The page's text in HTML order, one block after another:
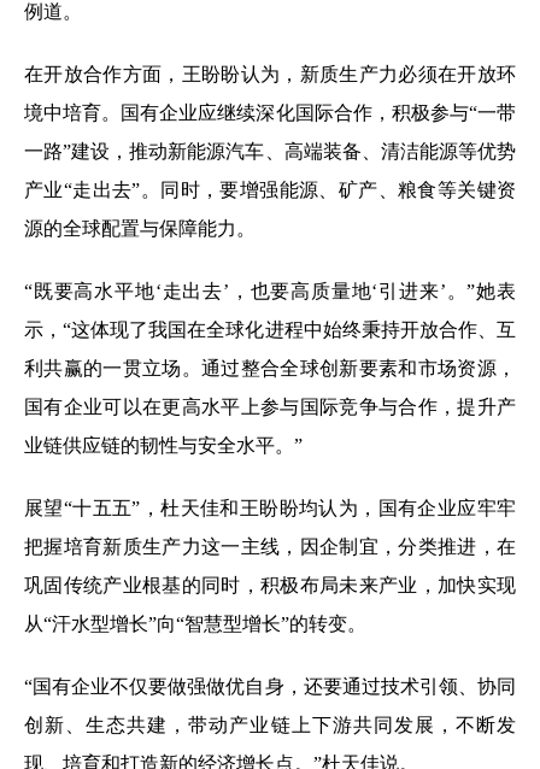
例道。
在开放合作方面，王盼盼认为，新质生产力必须在开放环
境中培育。国有企业应继续深化国际合作，积极参与“一带
一路”建设，推动新能源汽车、高端装备、清洁能源等优势
产业“走出去”。同时，要增强能源、矿产、粮食等关键资
源的全球配置与保障能力。
“既要高水平地‘走出去’，也要高质量地‘引进来’。”她表
示，“这体现了我国在全球化进程中始终秉持开放合作、互
利共赢的一贯立场。通过整合全球创新要素和市场资源，
国有企业可以在更高水平上参与国际竞争与合作，提升产
业链供应链的韧性与安全水平。”
展望“十五五”，杜天佳和王盼盼均认为，国有企业应牢牢
把握培育新质生产力这一主线，因企制宜，分类推进，在
巩固传统产业根基的同时，积极布局未来产业，加快实现
从“汗水型增长”向“智慧型增长”的转变。
“国有企业不仅要做强做优自身，还要通过技术引领、协同
创新、生态共建，带动产业链上下游共同发展，不断发
现、培育和打造新的经济增长点。”杜天佳说。